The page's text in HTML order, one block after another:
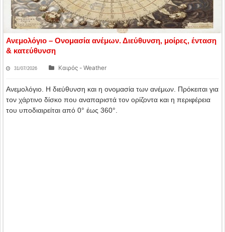
Ανεμολόγιο – Ονομασία ανέμων. Διεύθυνση, μοίρες, ένταση
& κατεύθυνση
31/07/2026 Καιρός - Weather
Ανεμολόγιο. Η διεύθυνση και η ονομασία των ανέμων. Πρόκειται για
τον χάρτινο δίσκο που αναπαριστά τον ορίζοντα και η περιφέρεια
του υποδιαιρείται από 0° έως 360°.